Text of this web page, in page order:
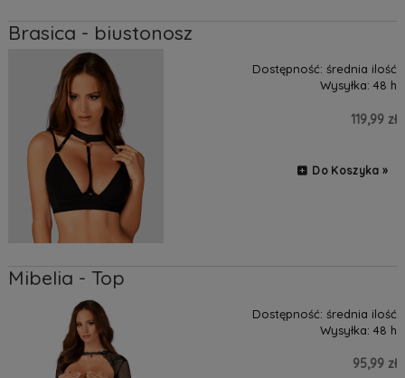
Brasica - biustonosz
Dostępność: średnia ilość
Wysyłka: 48 h
119,99 zł
Do Koszyka »
Mibelia - Top
Dostępność: średnia ilość
Wysyłka: 48 h
95,99 zł